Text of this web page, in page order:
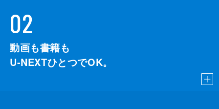
02
動画も書籍も
U-NEXTひとつでOK。